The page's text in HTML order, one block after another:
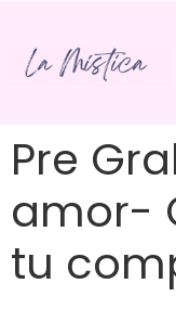
Pre
amor-
tu